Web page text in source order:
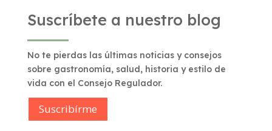
Suscríbete a nuestro blog
No te pierdas las últimas noticias y consejos
sobre gastronomía, salud, historia y estilo de
vida con el Consejo Regulador.
Suscribírme